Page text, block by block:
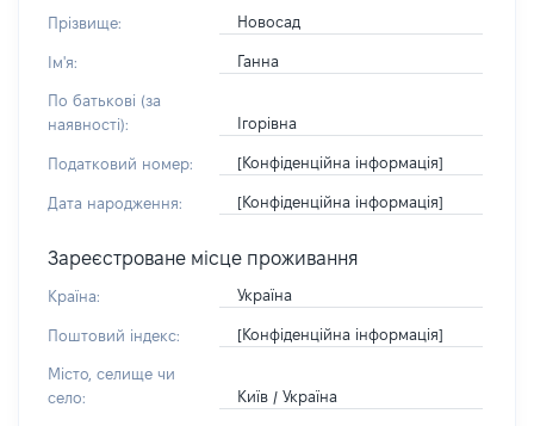
Прізвище: Новосад
Ім'я: Ганна
По батькові (за
наявності):
Ігорівна
Податковий номер: [Конфіденційна інформація]
Дата народження: [Конфіденційна інформація]
Зареєстроване місце проживання
Країна: Україна
Поштовий індекс: [Конфіденційна інформація]
Місто, селище чи
село:
Київ / Україна